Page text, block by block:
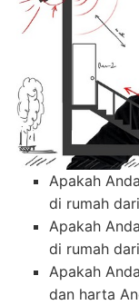
Apakah
di rumah
Apakah
di rumah
Apakah
dan harta